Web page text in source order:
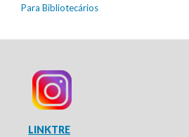
Para Bibliotecários
LINKTRE